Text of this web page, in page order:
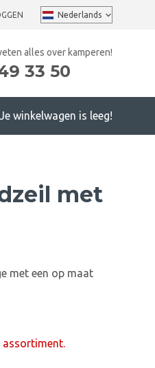
alles over kamperen!
33 50
Je winkelwagen is leeg!
met
met een op maat
assortiment.